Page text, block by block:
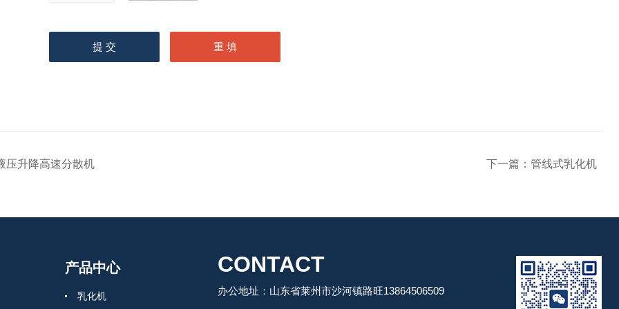
压升降高速分散机 下一篇： 管线式乳化机
产品中心
乳化机
CONTACT
办公地址：山东省莱州市沙河镇路旺13864506509